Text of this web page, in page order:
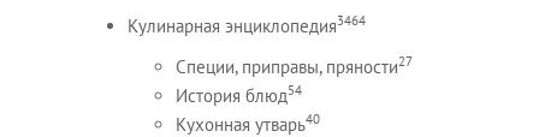
Кулинарная энциклопедия3464
Специи, приправы, пряности27
История блюд54
Кухонная утварь40